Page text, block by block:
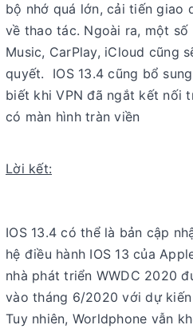
bộ nhớ quá lớn, cải tiến giao
về thao tác. Ngoài ra, một số
Music, CarPlay, iCloud cũng
quyết. IOS 13.4 cũng bổ
biết khi VPN đã ngắt kết nối
có màn hình tràn viền
Lời kết:
IOS 13.4 có thể là bản cập
hệ điều hành IOS 13 của
nhà phát triển WWDC 2020
vào tháng 6/2020 với dự
Tuy nhiên, Worldphone vẫn